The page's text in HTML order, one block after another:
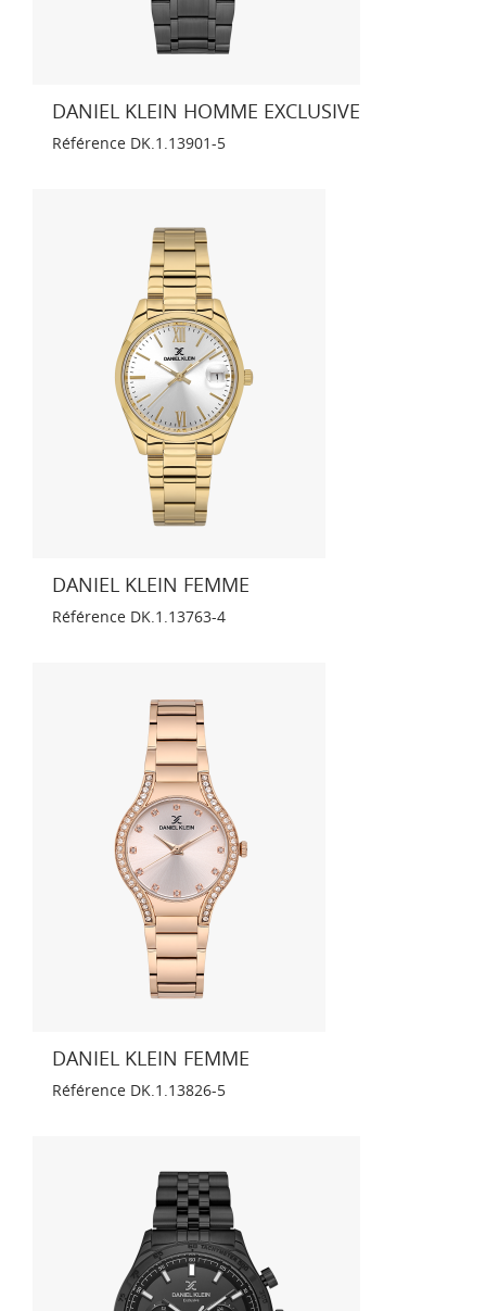
DANIEL KLEIN HOMME EXCLUSIVE
Référence DK.1.13901-5
DANIEL KLEIN FEMME
Référence DK.1.13763-4
DANIEL KLEIN FEMME
Référence DK.1.13826-5